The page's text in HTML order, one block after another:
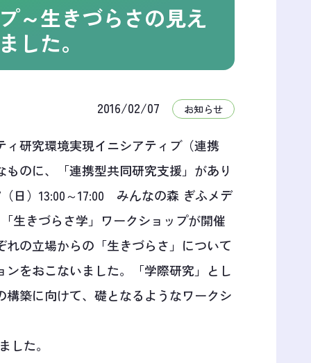
～生きづらさの見え
した。
2016/02/07 お知らせ
研究環境実現イニシアティブ（連携
のに、「連携型共同研究支援」があり
日）13:00～17:00 みんなの森 ぎふメデ
生きづらさ学」ワークショップが開催
の立場からの「生きづらさ」について
をおこないました。「学際研究」とし
築に向けて、礎となるようなワークシ
た。